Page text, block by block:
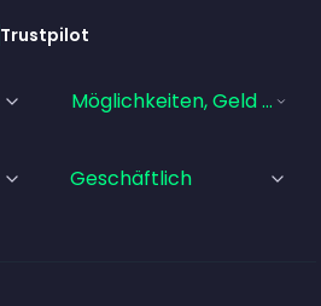
Trustpilot
Möglichkeiten, Geld Zu
Geschäftlich